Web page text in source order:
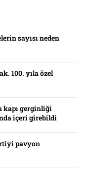
sayısı neden
100. yıla özel
kapı gerginliği
içeri girebildi
pavyon